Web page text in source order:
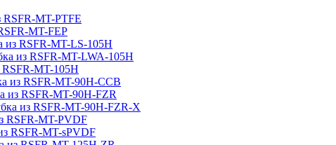
RSFR-MT-PTFE
MT-FEP
из RSFR-MT-LS-105H
из RSFR-MT-LWA-105H
RSFR-MT-105H
из RSFR-MT-90H-CCB
из RSFR-MT-90H-FZR
из RSFR-MT-90H-FZR-X
RSFR-MT-PVDF
RSFR-MT-sPVDF